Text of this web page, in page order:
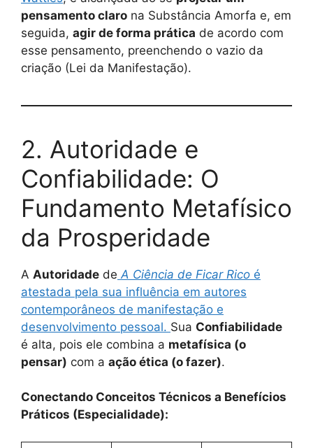
pensamento claro na Substância Amorfa e, em
seguida, agir de forma prática de acordo com
esse pensamento, preenchendo o vazio da
criação (Lei da Manifestação).
2. Autoridade e
Confiabilidade: O
Fundamento Metafísico
da Prosperidade
A Autoridade de A Ciência de Ficar Rico é
atestada pela sua influência em autores
contemporâneos de manifestação e
desenvolvimento pessoal. Sua Confiabilidade
é alta, pois ele combina a metafísica (o
pensar) com a ação ética (o fazer).
Conectando Conceitos Técnicos a Benefícios
Práticos (Especialidade):